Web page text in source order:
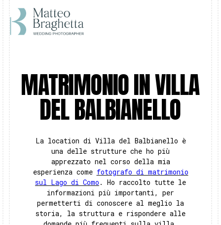
MATRIMONIO IN VILLA
DEL BALBIANELLO
La location di Villa del Balbianello è
una delle strutture che ho più
apprezzato nel corso della mia
esperienza come fotografo di matrimonio
sul Lago di Como . Ho raccolto tutte le
informazioni più importanti, per
permetterti di conoscere al meglio la
storia, la struttura e rispondere alle